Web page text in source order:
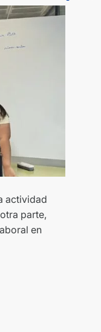
actividad
parte,
en